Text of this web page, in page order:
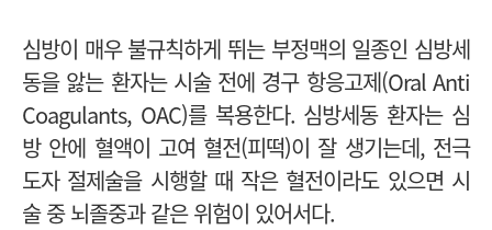
심방이 매우 불규칙하게 뛰는 부정맥의 일종인 심방세
동을 앓는 환자는 시술 전에 경구 항응고제(Oral Anti
Coagulants, OAC)를 복용한다. 심방세동 환자는 심
방 안에 혈액이 고여 혈전(피떡)이 잘 생기는데, 전극
도자 절제술을 시행할 때 작은 혈전이라도 있으면 시
술 중 뇌졸중과 같은 위험이 있어서다.